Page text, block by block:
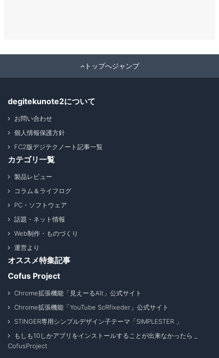
トップへジャンプ
degitekunote2について
お問い合わせ
個人情報保護方針
FC2版デジテクノート記事一覧
カテゴリ一覧
製品レビュー
コラム＆ライフログ
PC・ソフトウェア
話題・ネット情報
Web制作・ものづくり
運営より
オススメ特集記事
Cofus Project
Chrome拡張機能「見えーるAlt」公式サイト
Chrome拡張機能「YouTube ScRfixeder」公式サイト
STINGER専用シンプルデザイン子テーマ「SIMPLESTER 」
もしも10しかアプリをインストールすることが出来なかったら _
CofusProject